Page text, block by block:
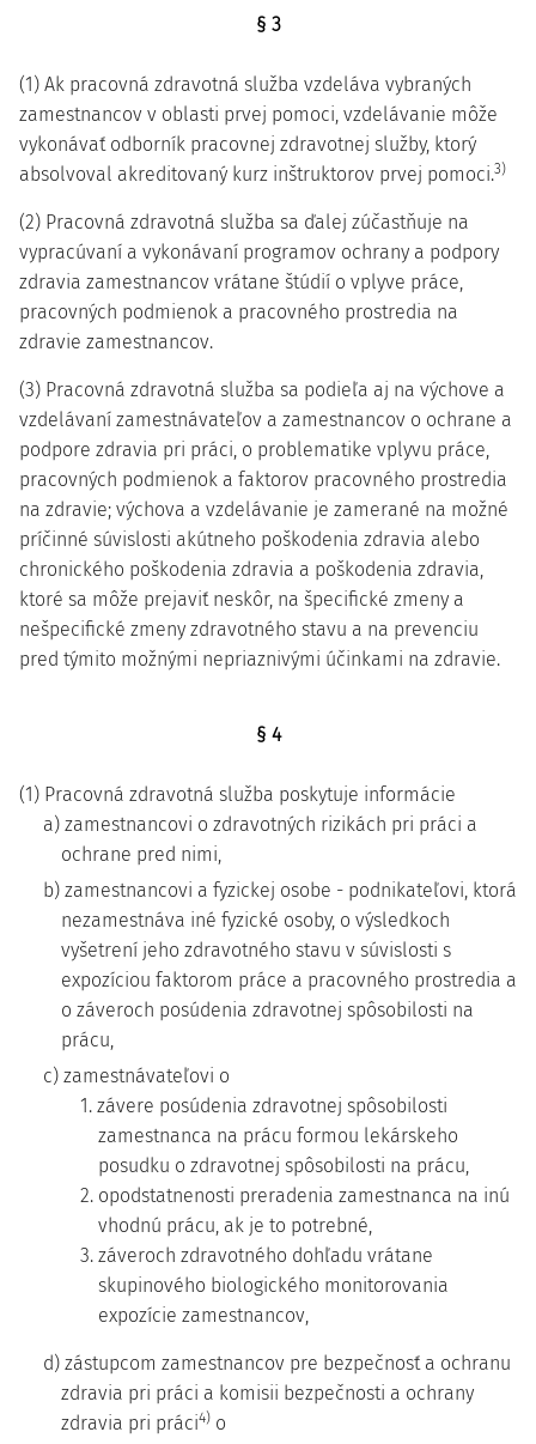
§ 3
(1) Ak pracovná zdravotná služba vzdeláva vybraných
zamestnancov v oblasti prvej pomoci, vzdelávanie môže
vykonávať odborník pracovnej zdravotnej služby, ktorý
absolvoval akreditovaný kurz inštruktorov prvej pomoci.3)
(2) Pracovná zdravotná služba sa ďalej zúčastňuje na
vypracúvaní a vykonávaní programov ochrany a podpory
zdravia zamestnancov vrátane štúdií o vplyve práce,
pracovných podmienok a pracovného prostredia na
zdravie zamestnancov.
(3) Pracovná zdravotná služba sa podieľa aj na výchove a
vzdelávaní zamestnávateľov a zamestnancov o ochrane a
podpore zdravia pri práci, o problematike vplyvu práce,
pracovných podmienok a faktorov pracovného prostredia
na zdravie; výchova a vzdelávanie je zamerané na možné
príčinné súvislosti akútneho poškodenia zdravia alebo
chronického poškodenia zdravia a poškodenia zdravia,
ktoré sa môže prejaviť neskôr, na špecifické zmeny a
nešpecifické zmeny zdravotného stavu a na prevenciu
pred týmito možnými nepriaznivými účinkami na zdravie.
§ 4
(1) Pracovná zdravotná služba poskytuje informácie
a) zamestnancovi o zdravotných rizikách pri práci a
ochrane pred nimi,
b) zamestnancovi a fyzickej osobe - podnikateľovi, ktorá
nezamestnáva iné fyzické osoby, o výsledkoch
vyšetrení jeho zdravotného stavu v súvislosti s
expozíciou faktorom práce a pracovného prostredia a
o záveroch posúdenia zdravotnej spôsobilosti na
prácu,
c) zamestnávateľovi o
1. závere posúdenia zdravotnej spôsobilosti
zamestnanca na prácu formou lekárskeho
posudku o zdravotnej spôsobilosti na prácu,
2. opodstatnenosti preradenia zamestnanca na inú
vhodnú prácu, ak je to potrebné,
3. záveroch zdravotného dohľadu vrátane
skupinového biologického monitorovania
expozície zamestnancov,
d) zástupcom zamestnancov pre bezpečnosť a ochranu
zdravia pri práci a komisii bezpečnosti a ochrany
zdravia pri práci4) o